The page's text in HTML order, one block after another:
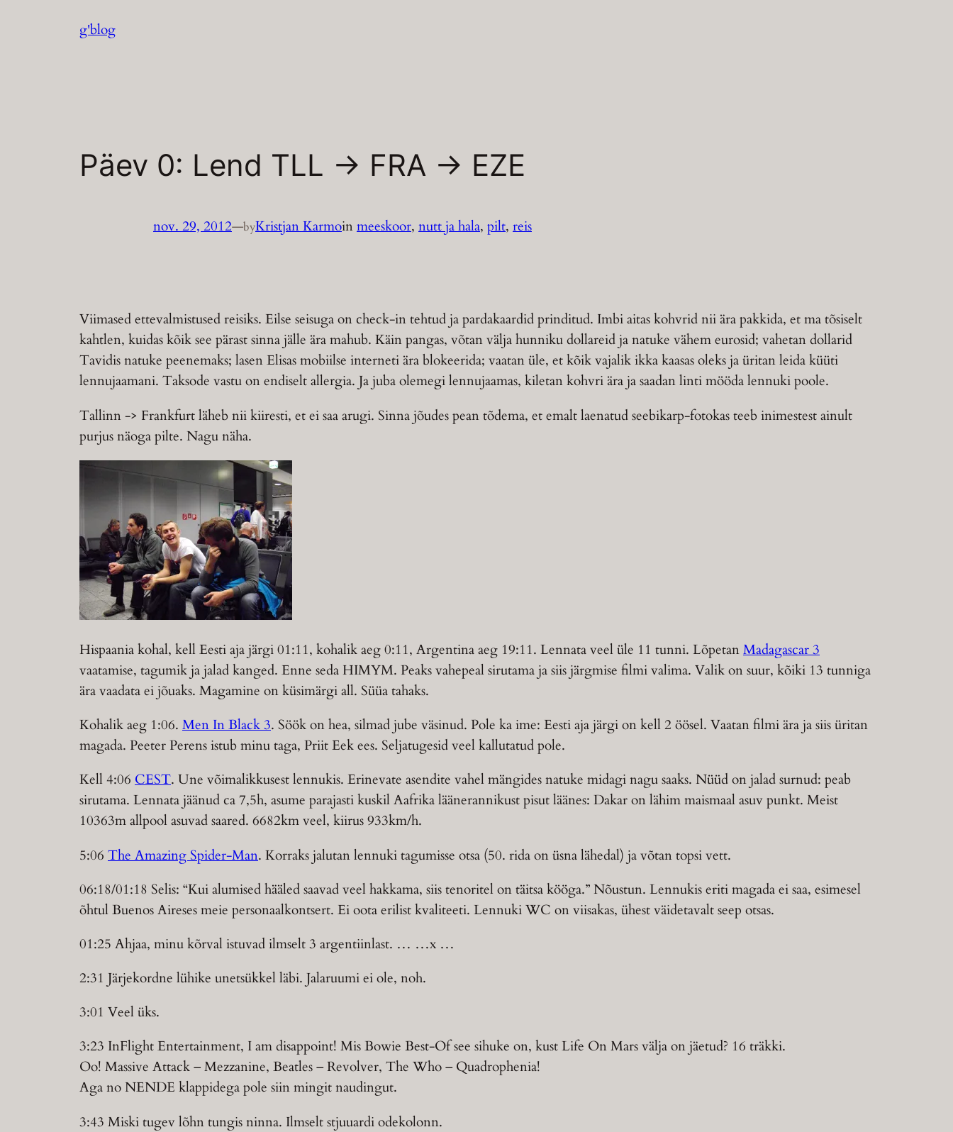
g'blog
Päev 0: Lend TLL -> FRA -> EZE
nov. 29, 2012—byKristjan Karmoinmeeskoor, nutt ja hala, pilt, reis
Viimased ettevalmistused reisiks. Eilse seisuga on check-in tehtud ja pardakaardid prinditud. Imbi aitas kohvrid nii ära pakkida, et ma tõsiselt
kahtlen, kuidas kõik see pärast sinna jälle ära mahub. Käin pangas, võtan välja hunniku dollareid ja natuke vähem eurosid; vahetan dollarid
Tavidis natuke peenemaks; lasen Elisas mobiilse interneti ära blokeerida; vaatan üle, et kõik vajalik ikka kaasas oleks ja üritan leida küüti
lennujaamani. Taksode vastu on endiselt allergia. Ja juba olemegi lennujaamas, kiletan kohvri ära ja saadan linti mööda lennuki poole.
Tallinn -> Frankfurt läheb nii kiiresti, et ei saa arugi. Sinna jõudes pean tõdema, et emalt laenatud seebikarp-fotokas teeb inimestest ainult
purjus näoga pilte. Nagu näha.
Hispaania kohal, kell Eesti aja järgi 01:11, kohalik aeg 0:11, Argentina aeg 19:11. Lennata veel üle 11 tunni. LõpetanMadagascar 3
vaatamise, tagumik ja jalad kanged. Enne seda HIMYM. Peaks vahepeal sirutama ja siis järgmise filmi valima. Valik on suur, kõiki 13 tunniga
ära vaadata ei jõuaks. Magamine on küsimärgi all. Süüa tahaks.
Kohalik aeg 1:06. Men In Black 3. Söök on hea, silmad jube väsinud. Pole ka ime: Eesti aja järgi on kell 2 öösel. Vaatan filmi ära ja siis üritan
magada. Peeter Perens istub minu taga, Priit Eek ees. Seljatugesid veel kallutatud pole.
Kell 4:06 CEST. Une võimalikkusest lennukis. Erinevate asendite vahel mängides natuke midagi nagu saaks. Nüüd on jalad surnud: peab
sirutama. Lennata jäänud ca 7,5h, asume parajasti kuskil Aafrika läänerannikust pisut läänes: Dakar on lähim maismaal asuv punkt. Meist
10363m allpool asuvad saared. 6682km veel, kiirus 933km/h.
5:06 The Amazing Spider-Man. Korraks jalutan lennuki tagumisse otsa (50. rida on üsna lähedal) ja võtan topsi vett.
06:18/01:18 Selis: “Kui alumised hääled saavad veel hakkama, siis tenoritel on täitsa kööga.” Nõustun. Lennukis eriti magada ei saa, esimesel
õhtul Buenos Aireses meie personaalkontsert. Ei oota erilist kvaliteeti. Lennuki WC on viisakas, ühest väidetavalt seep otsas.
01:25 Ahjaa, minu kõrval istuvad ilmselt 3 argentiinlast. … …x …
2:31 Järjekordne lühike unetsükkel läbi. Jalaruumi ei ole, noh.
3:01 Veel üks.
3:23 InFlight Entertainment, I am disappoint! Mis Bowie Best-Of see sihuke on, kust Life On Mars välja on jäetud? 16 träkki.
Oo! Massive Attack – Mezzanine, Beatles – Revolver, The Who – Quadrophenia!
Aga no NENDE klappidega pole siin mingit naudingut.
3:43 Miski tugev lõhn tungis ninna. Ilmselt stjuuardi odekolonn.